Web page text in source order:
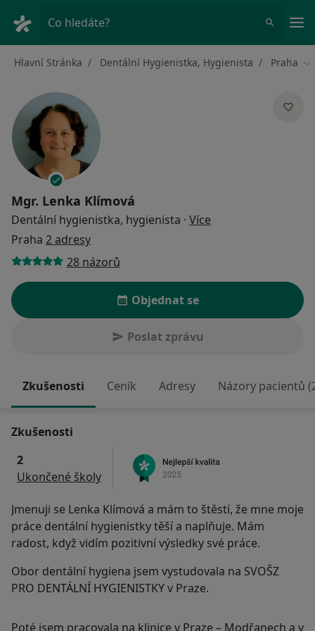
Co hledáte?
Hlavní Stránka Dentální Hygienistka, Hygienista Praha
Mgr. Lenka Klímová
Dentální hygienistka, hygienista · Více
Praha 2 adresy
28 názorů
Objednat se
Poslat zprávu
Zkušenosti Ceník Adresy Názory pacientů
Zkušenosti
2
Ukončené školy
Jmenuji se Lenka Klímová a mám to štěstí, že mne moje
práce dentální hygienistky těší a naplňuje. Mám
radost, když vidím pozitivní výsledky své práce.
Obor dentální hygiena jsem vystudovala na SVOŠZ
PRO DENTÁLNÍ HYGIENISTKY v Praze.
Poté jsem pracovala na klinice v Praze – Modřanech a v